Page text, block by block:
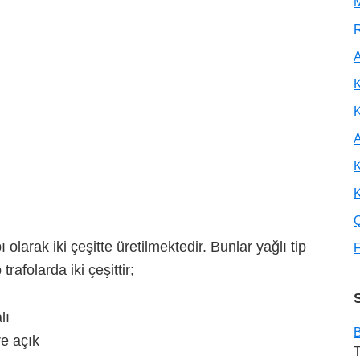
olarak iki çeşitte üretilmektedir. Bunlar yağlı tip
trafolarda iki çeşittir;
açık